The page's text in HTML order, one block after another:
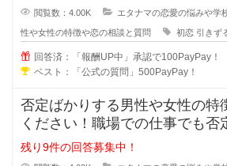
閲覧数：4.00K エタナマの恋愛の悩みや学
性や女性の特徴や恋の相談と質問 初恋 引きず
回答済：「報酬UP中」承認で100PayPay！
ベスト：「公式の質問」500PayPay！
否定ばかりする男性や女性の特
ください！職場での仕事でも否
ていますよね？女同士や男同士
残り9件の回答募集中！